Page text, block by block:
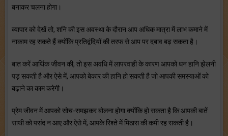
बनाकर चलना होगा।
व्यापार को देखें तो, शनि की इस अवस्था के दौरान आप अधिक मात्रा में लाभ कमाने में
नाकाम रह सकते हैं क्योंकि प्रतिद्वंदियों की तरफ से आप पर दबाव बढ़ सकता है।
बात करें आर्थिक जीवन की, तो इस अवधि में लापरवाही के कारण आपको धन हानि झेलनी
पड़ सकती है और ऐसे में, आपको बेकार की हानि हो सकती है जो आपकी समस्याओं को
बढ़ाने का काम करेगी।
प्रेम जीवन में आपको सोच-समझकर बोलना होगा क्योंकि हो सकता है कि आपकी बातें
साथी को पसंद न आए और ऐसे में, आपके रिश्ते में मिठास की कमी रह सकती है।